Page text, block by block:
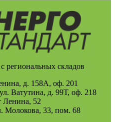
региональных складов
д. 158А, оф. 201
Ватутина, д. 99Т, оф. 218
Ленина, 52
Молокова, 33, пом. 68